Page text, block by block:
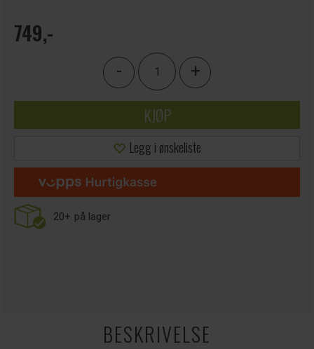
749,-
- +
KJØP
Legg i ønskeliste
20+ på lager
BESKRIVELSE